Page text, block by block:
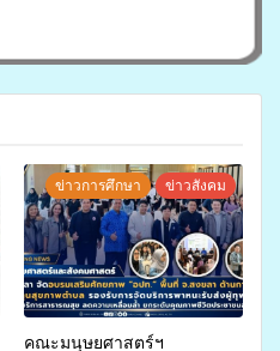
ข่าวการศึกษา ข่าวสังคม
คณะมนุษยศาสตร์ฯ